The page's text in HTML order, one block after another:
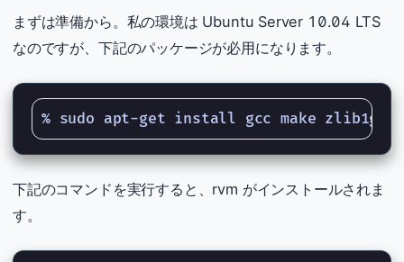
まずは準備から。私の環境は Ubuntu Server 10.04 LTS
なのですが、下記のパッケージが必用になります。
下記のコマンドを実行すると、rvm がインストールされま
す。